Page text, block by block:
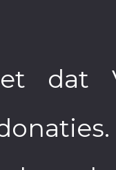
dat